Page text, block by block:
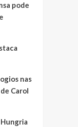
pode
nas
Carol